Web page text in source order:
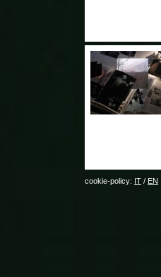
cookie-policy: IT / EN